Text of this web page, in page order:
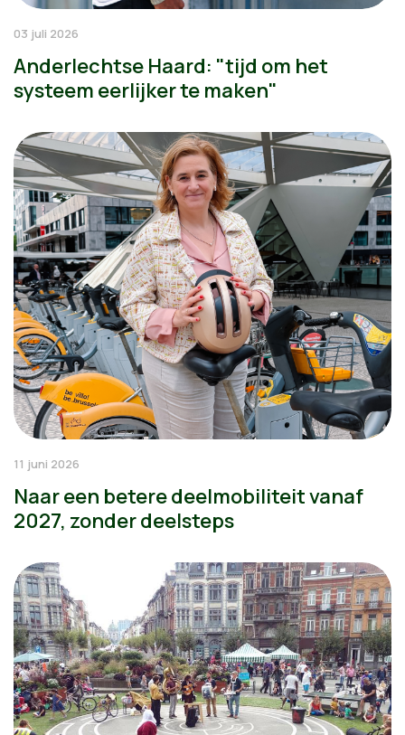
03 juli 2026
Anderlechtse Haard: "tijd om het
systeem eerlijker te maken"
11 juni 2026
Naar een betere deelmobiliteit vanaf
2027, zonder deelsteps